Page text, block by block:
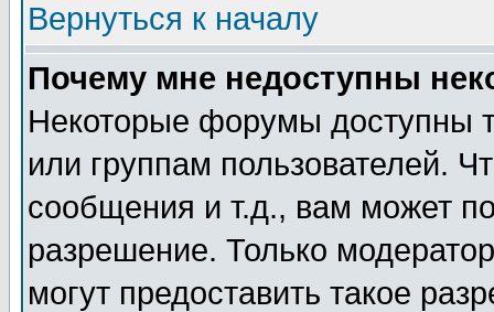
Вернуться к началу
Почему мне недоступны
Некоторые форумы доступны
или группам пользователей.
сообщения и т.д., вам может
разрешение. Только
могут предоставить такое